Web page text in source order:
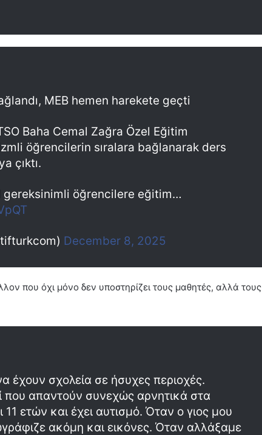
MEB hemen harekete geçti
Baha Cemal Zağra Özel Eğitim
öğrencilerin sıralara bağlanarak ders
çıktı.
gereksinimli öğrencilere eğitim…
December 8, 2025
που όχι μόνο δεν υποστηρίζει τους μαθητές, αλλά τους
έχουν σχολεία σε ήσυχες περιοχές.
που απαντούν συνεχώς αρνητικά στα
11 ετών και έχει αυτισμό. Όταν ο γιος μου
ακόμη και εικόνες. Όταν αλλάξαμε